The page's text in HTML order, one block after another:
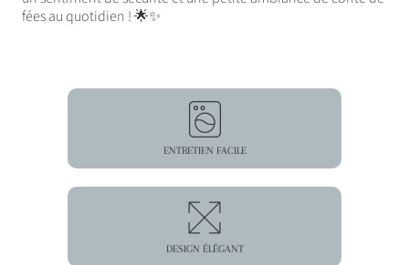
fées au quotidien ! 🌟✨
ENTRETIEN FACILE
DESIGN ÉLÉGANT